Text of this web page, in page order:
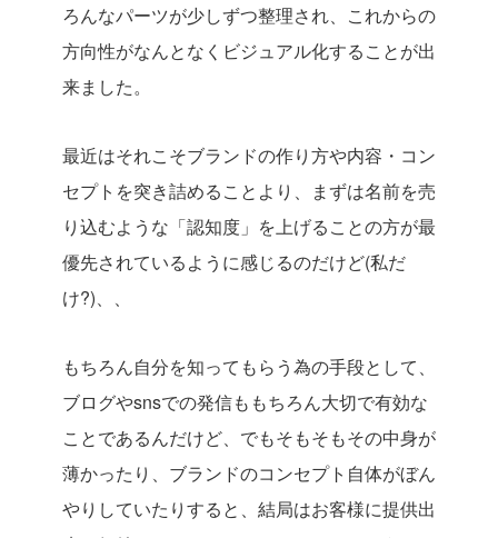
ろんなパーツが少しずつ整理され、これからの
方向性がなんとなくビジュアル化することが出
来ました。
最近はそれこそブランドの作り方や内容・コン
セプトを突き詰めることより、まずは名前を売
り込むような「認知度」を上げることの方が最
優先されているように感じるのだけど(私だ
け?)、、
もちろん自分を知ってもらう為の手段として、
ブログやsnsでの発信ももちろん大切で有効な
ことであるんだけど、でもそもそもその中身が
薄かったり、ブランドのコンセプト自体がぼん
やりしていたりすると、結局はお客様に提供出